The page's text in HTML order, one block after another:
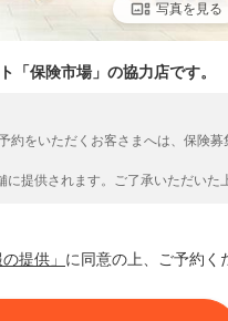
写真を見る
「保険市場」の協力店です。
約をいただくお客さまへは、保険
提供されます。ご了承いただいた
提供」 に同意の上、ご予約く